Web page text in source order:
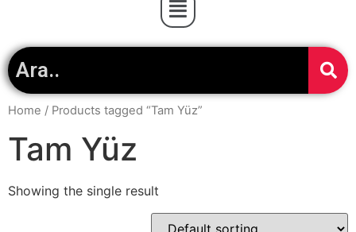
Home / Products tagged “Tam Yüz”
Tam Yüz
Showing the single result